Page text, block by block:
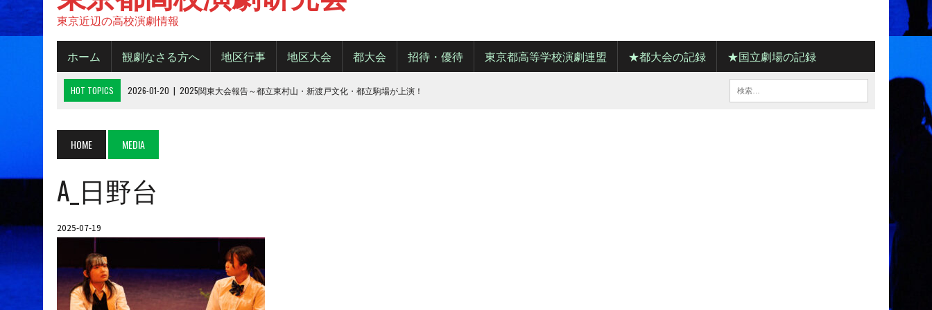
東京近辺の高校演劇情報
ホーム 観劇なさる方へ 地区行事 地区大会 都大会 招待・優待 東京都高等学校演劇連盟 ★都大会の記録 ★国立劇場の記録
HOT TOPICS 2026-01-20 | 2025関東大会報告～都立東村山・新渡戸文化・都立駒場が上演！
2025-10-14 | 2025年 都大会の観劇について
2026-06-15 | 令和８年度城東地区新人デビューフェスティバル
HOME MEDIA
A_日野台
2025-07-19